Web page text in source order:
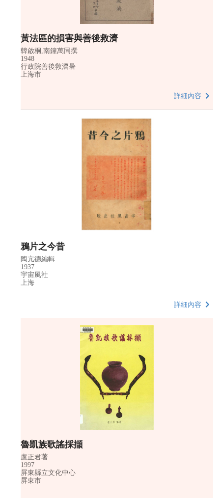
黃法區的損害與善後救濟
韓啟桐,南鐘萬同撰
1948
行政院善後救濟暑
上海市
詳細內容
鴉片之今昔
陶亢德編輯
1937
宇宙風社
上海
詳細內容
魯凱族歌謠採擷
盧正君著
1997
屏東縣立文化中心
屏東市